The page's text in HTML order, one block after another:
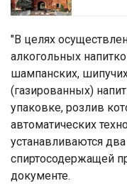
"В целях
алкогольных
шампанских,
(газированных)
упаковке, розлив
автоматических
устанавливаются
спиртосодержащей
документе.